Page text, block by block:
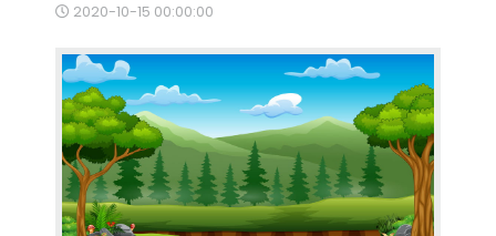
2020-10-15 00:00:00